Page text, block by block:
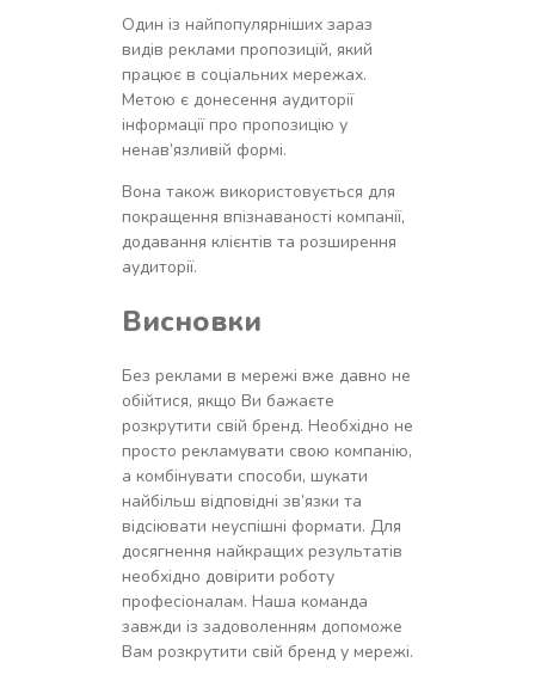
Один із найпопулярніших зараз
видів реклами пропозицій, який
працює в соціальних мережах.
Метою є донесення аудиторії
інформації про пропозицію у
ненав’язливій формі.
Вона також використовується для
покращення впізнаваності компанії,
додавання клієнтів та розширення
аудиторії.
Висновки
Без реклами в мережі вже давно не
обійтися, якщо Ви бажаєте
розкрутити свій бренд. Необхідно не
просто рекламувати свою компанію,
а комбінувати способи, шукати
найбільш відповідні зв’язки та
відсіювати неуспішні формати. Для
досягнення найкращих результатів
необхідно довірити роботу
професіоналам. Наша команда
завжди із задоволенням допоможе
Вам розкрутити свій бренд у мережі.